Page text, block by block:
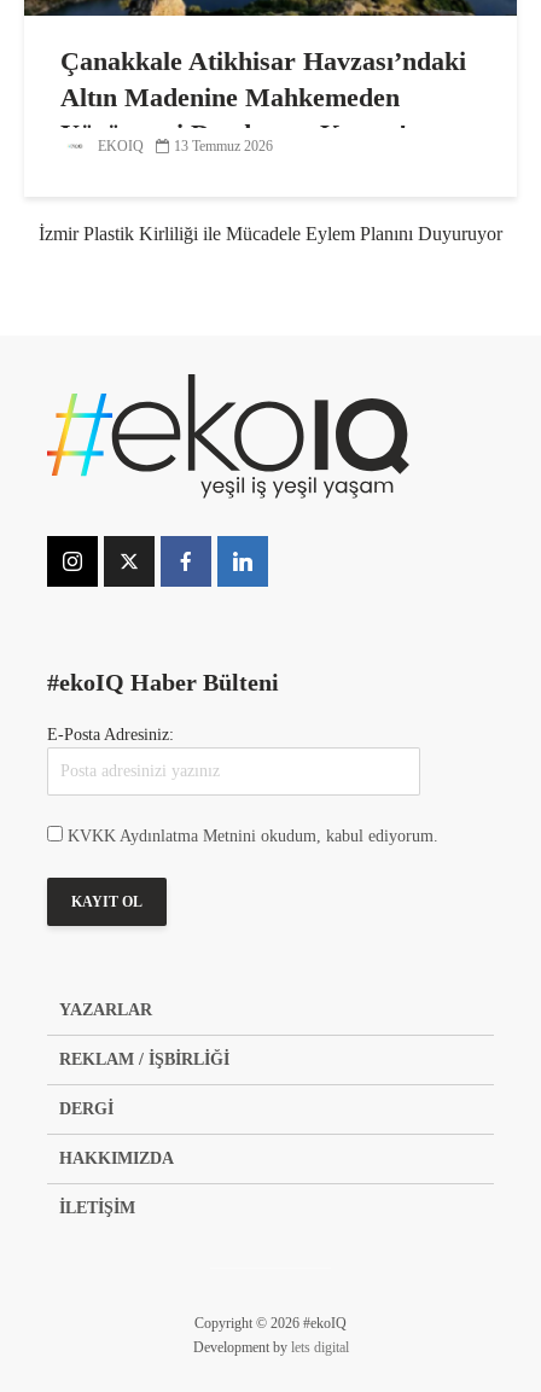
Çanakkale Atikhisar Havzası’ndaki
Altın Madenine Mahkemeden
Yürütmeyi Durdurma Kararı!
EKOIQ 13 Temmuz 2026
İzmir Plastik Kirliliği ile Mücadele Eylem Planını Duyuruyor
#ekoIQ Haber Bülteni
E-Posta Adresiniz:
KVKK Aydınlatma Metnini okudum, kabul ediyorum.
YAZARLAR
REKLAM / İŞBİRLİĞİ
DERGİ
HAKKIMIZDA
İLETİŞİM
Copyright © 2026 #ekoIQ
Development by lets digital